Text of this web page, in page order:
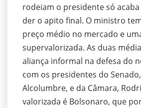
rodeiam o presidente só
der o apito final. O ministro
preço médio no mercado e
supervalorizada. As duas
aliança informal na defesa do
com os presidentes do
Alcolumbre, e da Câmara,
valorizada é Bolsonaro, que